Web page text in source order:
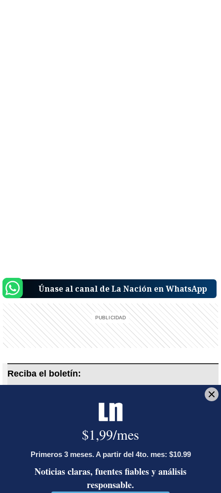
Únase al canal de La Nación en WhatsApp
Reciba el boletín:
Le explicamos los hechos políticos de la jornada y cómo inciden en
Deseo recibir comunicaciones
regla fiscal reforma fiscal